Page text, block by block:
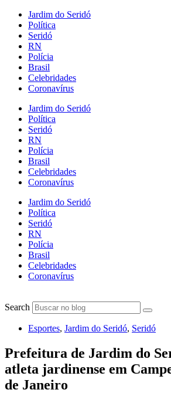
Jardim do Seridó
Política
Seridó
RN
Polícia
Brasil
Celebridades
Coronavírus
Jardim do Seridó
Política
Seridó
RN
Polícia
Brasil
Celebridades
Coronavírus
Jardim do Seridó
Política
Seridó
RN
Polícia
Brasil
Celebridades
Coronavírus
Search
Esportes, Jardim do Seridó, Seridó
Prefeitura de Jardim do
atleta jardinense em
de Janeiro